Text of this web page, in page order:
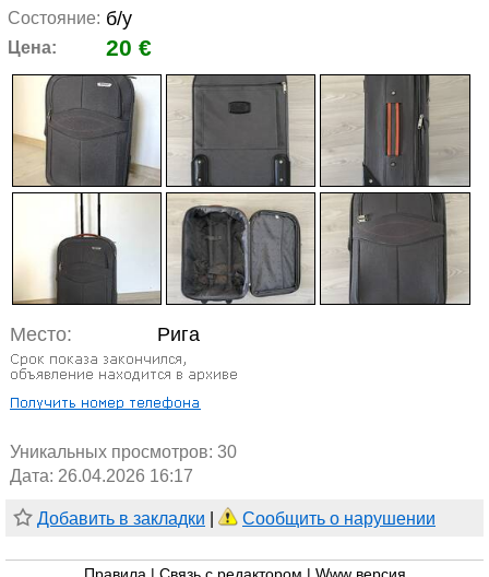
Состояние: б/у
Цена: 20 €
Место: Рига
Уникальных просмотров: 30
Дата: 26.04.2026 16:17
Добавить в закладки Сообщить о нарушении